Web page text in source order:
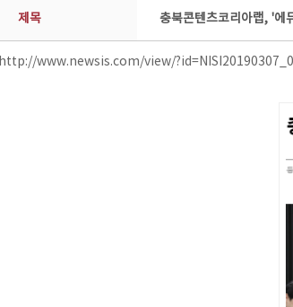
제목 충북콘텐츠코리아랩, '에
http://www.newsis.com/view/